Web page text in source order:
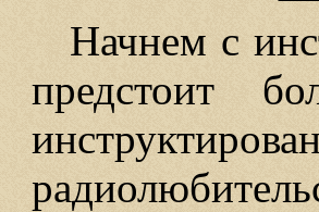
Начнем с
предстоит